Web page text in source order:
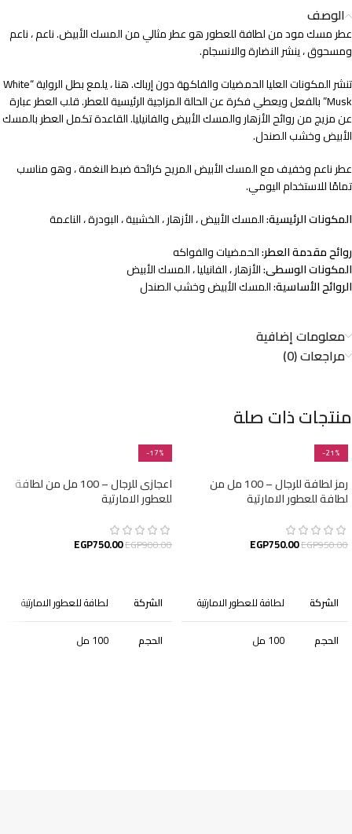
الوصف
عطر مسك مود من لطافة للعطور هو عطر مثالي من المسك الأبيض. ناعم ، ناعم
ومسحوق ، ينشر النضارة والانسجام.
تنشر المكونات العليا الحمضيات والفاكهة دون إرباك. هنا ، يلمع بطل الرواية “White
Musk” بالفعل ويعطي فكرة عن الحالة المزاجية الرئيسية للعطر. قلب العطر عبارة
عن مزيج من روائح الأزهار والمسك الأبيض والفانيليا. القاعدة تكمل العطر بالمسك
الأبيض وخشب الصندل.
عطر ناعم وخفيف مع المسك الأبيض المريح كرائحة ضبط النغمة ، وهو مناسب
تمامًا للاستخدام اليومي.
المكونات الرئيسية:المسك الأبيض ، الأزهار ، الخشبية ، البودرة ، الناعمة
روائح مقدمة العطر:الحمضيات والفواكه
المكونات الوسطى:الأزهار ، الفانيليا ، المسك الأبيض
الروائح الأساسية:المسك الأبيض وخشب الصندل
معلومات إضافية
مراجعات (0)
منتجات ذات صلة
-21%
رمز لطافة للرجال – 100 مل من
لطافة للعطور الامارتية
EGP950.00
EGP750.00
الشركة لطافة للعطور الامارتية
الحجم 100 مل
-17%
اعجازى للرجال – 100 مل من لطافة
للعطور الامارتية
EGP900.00
EGP750.00
الشركة لطافة للعطور الامارتية
الحجم 100 مل